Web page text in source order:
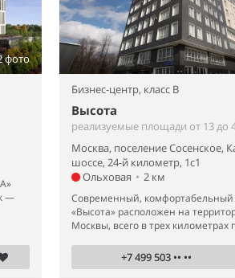
фото
—
Бизнес-центр, класс B
Высота
реализуемые площади от 13 до
Москва, поселение Сосенское,
шоссе, 24-й километр, 1с1
Ольховая • 2 км
Современный, комфортабельный
«Высота» расположен на
Москвы, всего в трех километрах
+7 499 503 •• ••